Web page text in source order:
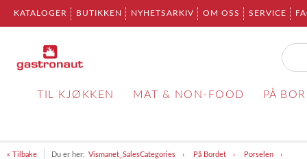
KATALOGER BUTIKKEN NYHETSARKIV OM OSS SERVICE
TIL KJØKKEN MAT & NON-FOOD PÅ
« Tilbake Du er her: Vismanet_SalesCategories På Bordet Porselen